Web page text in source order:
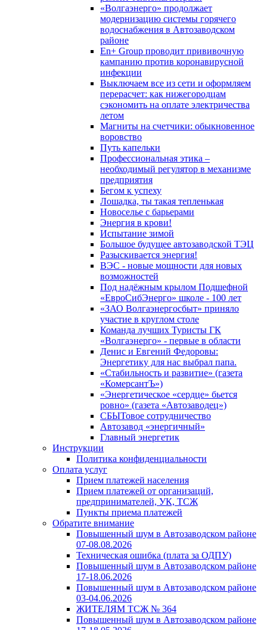
«Волгаэнерго» продолжает
модернизацию системы горячего
водоснабжения в Автозаводском
районе
En+ Group проводит прививочную
кампанию против коронавирусной
инфекции
Выключаем все из сети и оформляем
перерасчет: как нижегородцам
сэкономить на оплате электричества
летом
Магниты на счетчики: обыкновенное
воровство
Путь капельки
Профессиональная этика –
необходимый регулятор в механизме
предприятия
Бегом к успеху
Лошадка, ты такая тепленькая
Новоселье с барьерами
Энергия в крови!
Испытание зимой
Большое будущее автозаводской ТЭЦ
Разыскивается энергия!
ВЭС - новые мощности для новых
возможностей
Под надёжным крылом Подшефной
«ЕвроСибЭнерго» школе - 100 лет
«ЗАО Волгаэнергосбыт» приняло
участие в круглом столе
Команда лучших Туристы ГК
«Волгаэнерго» - первые в области
Денис и Евгений Федоровы:
Энергетику для нас выбрал папа.
«Стабильность и развитие» (газета
«КомерсантЪ»)
«Энергетическое «сердце» бьется
ровно» (газета «Автозаводец»)
СБЫТовое сотрудничество
Автозавод «энергичный»
Главный энергетик
Инструкции
Политика конфиденциальности
Оплата услуг
Прием платежей населения
Прием платежей от организаций,
предпринимателей, УК, ТСЖ
Пункты приема платежей
Обратите внимание
Повышенный шум в Автозаводском районе
07-08.08.2026
Техническая ошибка (плата за ОДПУ)
Повышенный шум в Автозаводском районе
17-18.06.2026
Повышенный шум в Автозаводском районе
03-04.06.2026
ЖИТЕЛЯМ ТСЖ № 364
Повышенный шум в Автозаводском районе